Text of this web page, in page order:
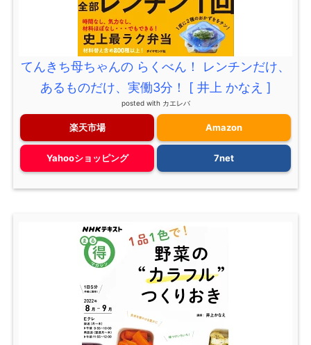
てんきち母ちゃんの らくべん！ レンチンだけ、
あるものだけ、実働3分！ [ 井上 かなえ ]
posted with カエレバ
楽天市場 Amazon
Yahooショッピング 7net